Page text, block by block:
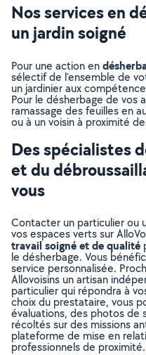
Nos services en
un jardin soigné
Pour une action en
sélectif de l’ensemble de
un jardinier aux
Pour le désherbage de vos
ramassage des feuilles en
ou à un voisin à proximité
Des spécialistes
et du
vous
Contacter un particulier ou
vos espaces verts sur
travail soigné et de qualité
le désherbage. Vous
service personnalisée.
Allovoisins un artisan
particulier qui répondra à
choix du prestataire, vous
évaluations, des photos de
récoltés sur des missions
plateforme de mise en
professionnels de proximité.